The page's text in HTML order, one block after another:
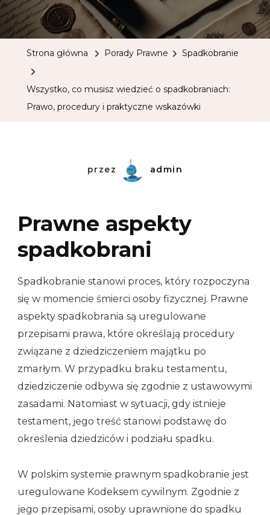
Strona główna Porady Prawne Spadkobranie
Wszystko, co musisz wiedzieć o spadkobraniach:
Prawo, procedury i praktyczne wskazówki
przez admin
Prawne aspekty
spadkobrani
Spadkobranie stanowi proces, który rozpoczyna
się w momencie śmierci osoby fizycznej. Prawne
aspekty spadkobrania są uregulowane
przepisami prawa, które określają procedury
związane z dziedziczeniem majątku po
zmarłym. W przypadku braku testamentu,
dziedziczenie odbywa się zgodnie z ustawowymi
zasadami. Natomiast w sytuacji, gdy istnieje
testament, jego treść stanowi podstawę do
określenia dziedziców i podziału spadku.
W polskim systemie prawnym spadkobranie jest
uregulowane Kodeksem cywilnym. Zgodnie z
jego przepisami, osoby uprawnione do spadku